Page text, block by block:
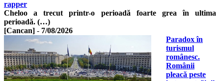
rapper
Cheloo a trecut printr-o perioadă foarte grea în ultima
perioadă. (…)
[Cancan] - 7/08/2026
Paradox în
turismul
românesc.
Românii
pleacă peste